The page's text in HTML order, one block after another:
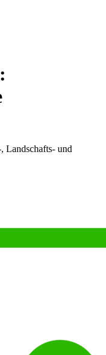
Landschafts- und